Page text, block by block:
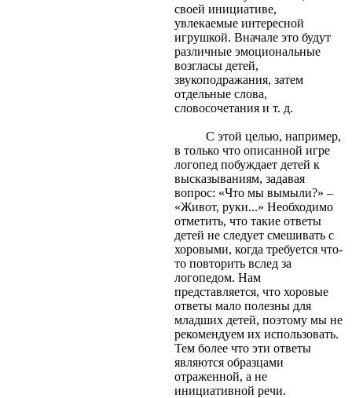
своей инициативе,
увлекаемые интересной
игрушкой. Вначале это будут
различные эмоциональные
возгласы детей,
звукоподражания, затем
отдельные слова,
словосочетания и т. д.
С этой целью, например,
в только что описанной игре
логопед побуждает детей к
высказываниям, задавая
вопрос: «Что мы вымыли?» –
«Живот, руки...» Необходимо
отметить, что такие ответы
детей не следует смешивать с
хоровыми, когда требуется что-
то повторить вслед за
логопедом. Нам
представляется, что хоровые
ответы мало полезны для
младших детей, поэтому мы не
рекомендуем их использовать.
Тем более что эти ответы
являются образцами
отраженной, а не
инициативной речи.